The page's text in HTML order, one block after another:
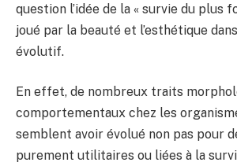
question l’idée de la « survie du plus
joué par la beauté et l’esthétique
évolutif.
En effet, de nombreux traits
comportementaux chez les
semblent avoir évolué non pas pour
purement utilitaires ou liées à la